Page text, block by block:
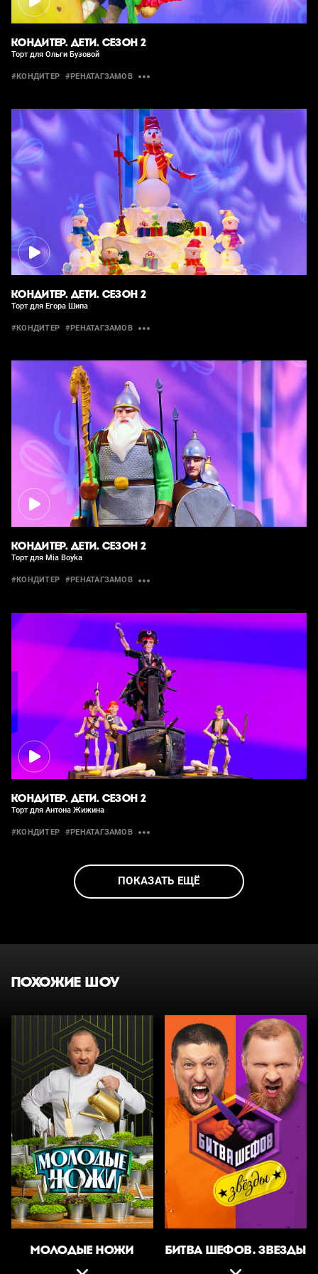
КОНДИТЕР. ДЕТИ. СЕЗОН 2
Торт для Ольги Бузовой
#КОНДИТЕР #РЕНАТАГЗАМОВ
КОНДИТЕР. ДЕТИ. СЕЗОН 2
Торт для Егора Шипа
#КОНДИТЕР #РЕНАТАГЗАМОВ
КОНДИТЕР. ДЕТИ. СЕЗОН 2
Торт для Mia Boyka
#КОНДИТЕР #РЕНАТАГЗАМОВ
КОНДИТЕР. ДЕТИ. СЕЗОН 2
Торт для Антона Жижина
#КОНДИТЕР #РЕНАТАГЗАМОВ
ПОКАЗАТЬ ЕЩЁ
ПОХОЖИЕ ШОУ
МОЛОДЫЕ НОЖИ БИТВА ШЕФОВ. ЗВЕЗДЫ